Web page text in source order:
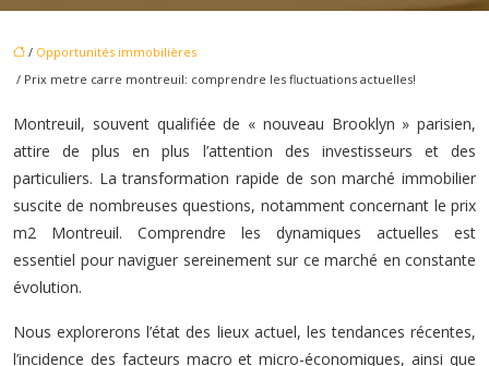
/ Opportunités immobilières
/ Prix metre carre montreuil: comprendre les fluctuations actuelles!
Montreuil, souvent qualifiée de « nouveau Brooklyn » parisien,
attire de plus en plus l’attention des investisseurs et des
particuliers. La transformation rapide de son marché immobilier
suscite de nombreuses questions, notamment concernant le prix
m2 Montreuil. Comprendre les dynamiques actuelles est
essentiel pour naviguer sereinement sur ce marché en constante
évolution.
Nous explorerons l’état des lieux actuel, les tendances récentes,
l’incidence des facteurs macro et micro-économiques, ainsi que